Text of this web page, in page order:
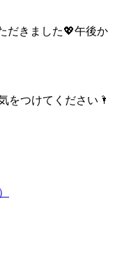
だきました💖午後か
をつけてください🌂